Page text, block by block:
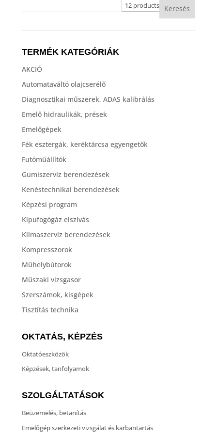
TERMÉK KATEGÓRIÁK
AKCIÓ
Automataváltó olajcserélő
Diagnosztikai műszerek, ADAS kalibrálás
Emelő hidraulikák, prések
Emelőgépek
Fék esztergák, keréktárcsa egyengetők
Futóműállítók
Gumiszerviz berendezések
Kenéstechnikai berendezések
Képzési program
Kipufogógáz elszívás
Klímaszerviz berendezések
Kompresszorok
Műhelybútorok
Műszaki vizsgasor
Szerszámok, kisgépek
Tisztítás technika
OKTATÁS, KÉPZÉS
Oktatóeszközök
Képzések, tanfolyamok
SZOLGÁLTATÁSOK
Beüzemelés, betanítás
Emelőgép szerkezeti vizsgálat és karbantartás